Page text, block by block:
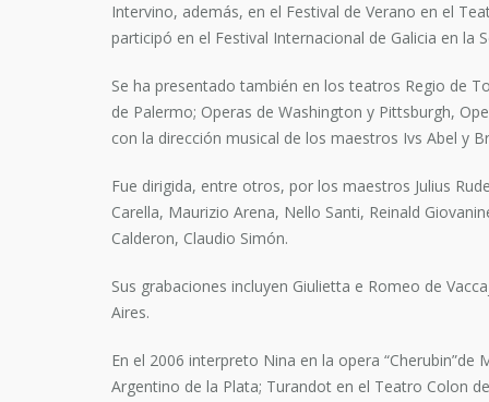
Intervino, además, en el Festival de Verano en el
participó en el Festival Internacional de Galicia en la
Se ha presentado también en los teatros Regio de
de Palermo; Operas de Washington y Pittsburgh,
con la dirección musical de los maestros Ivs Abel y
Fue dirigida, entre otros, por los maestros Julius
Carella, Maurizio Arena, Nello Santi, Reinald
Calderon, Claudio Simón.
Sus grabaciones incluyen Giulietta e Romeo de
Aires.
En el 2006 interpreto Nina en la opera “Cherubin”de
Argentino de la Plata; Turandot en el Teatro Colon